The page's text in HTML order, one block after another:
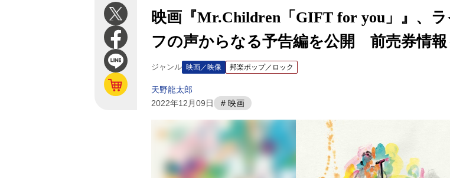
映画『Mr.Children「GIFT for you」』、
フの声からなる予告編を公開 前売券情報
ジャンル 映画／映像 邦楽ポップ／ロック
天野龍太郎
2022年12月09日
# 映画